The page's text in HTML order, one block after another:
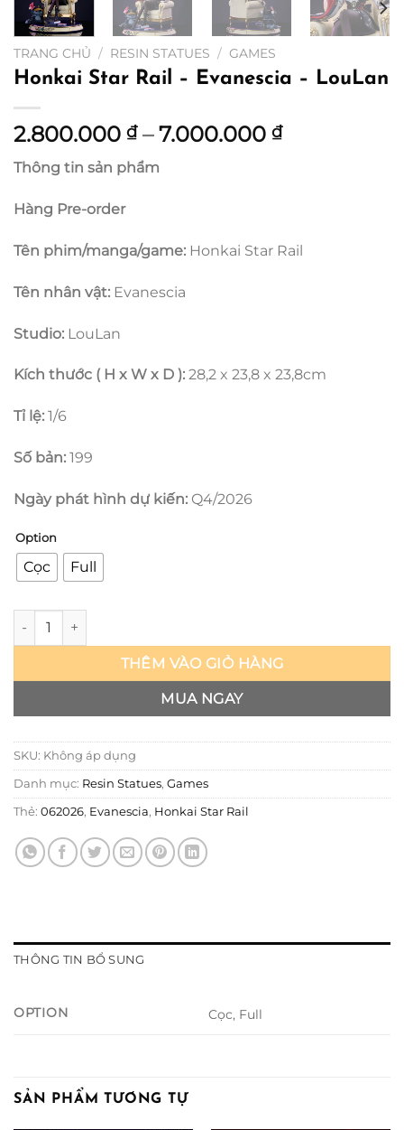
TRANG CHỦ / RESIN STATUES / GAMES
Honkai Star Rail – Evanescia – LouLan
2.800.000 ₫ – 7.000.000 ₫Khoảng
7.000.000
Thông tin sản phẩm
Hàng Pre-order
Tên phim/manga/game: Honkai Star Rail
Tên nhân vật: Evanescia
Studio: LouLan
Kích thước ( H x W x D ): 28,2 x 23,8 x 23,8cm
Tỉ lệ: 1/6
Số bản: 199
Ngày phát hình dự kiến: Q4/2026
Option
Cọc Full
Honkai Star Rail - Evanescia - LouLan số lượng
THÊM VÀO GIỎ HÀNG
MUA NGAY
SKU: Không áp dụng
Danh mục: Resin Statues, Games
Thẻ: 062026, Evanescia, Honkai Star Rail
THÔNG TIN BỔ SUNG
OPTION Cọc, Full
SẢN PHẨM TƯƠNG TỰ